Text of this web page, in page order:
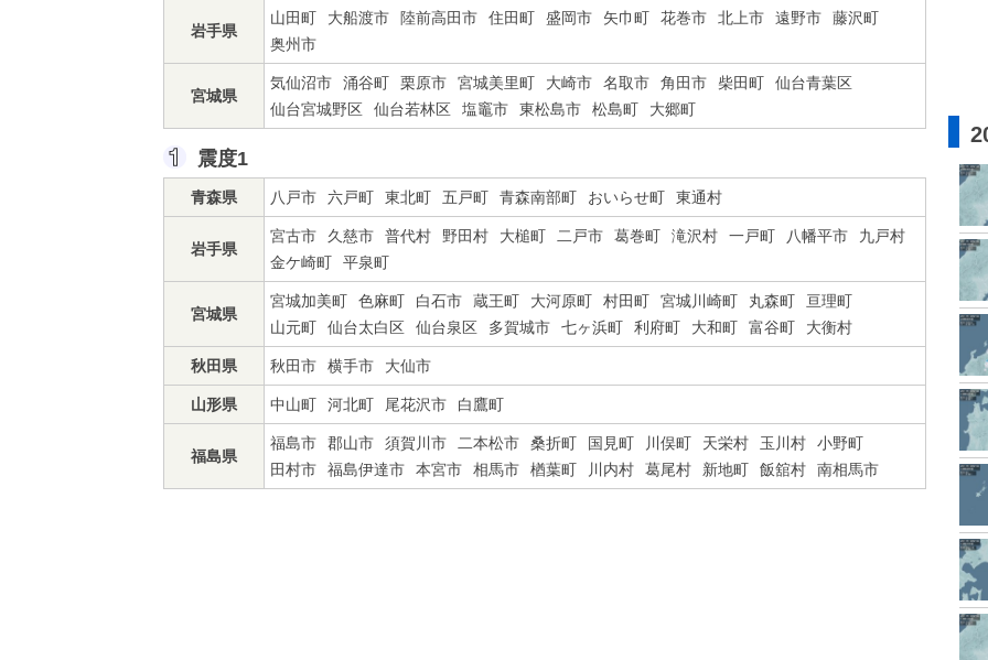
岩手県
山田町 大船渡市 陸前高田市 住田町 盛岡市 矢巾町 花巻市 北上市 遠野市
藤沢町
奥州市
宮城県
気仙沼市 涌谷町 栗原市 宮城美里町 大崎市 名取市 角田市 柴田町
仙台青葉区
仙台宮城野区
仙台若林区 塩竈市 東松島市 松島町 大郷町
震度1
青森県 八戸市 六戸町 東北町 五戸町 青森南部町 おいらせ町 東通村
岩手県
宮古市 久慈市 普代村 野田村 大槌町 二戸市 葛巻町 滝沢村 一戸町 八幡平市
九戸村
金ケ崎町
平泉町
宮城県
宮城加美町 色麻町 白石市 蔵王町 大河原町 村田町 宮城川崎町 丸森町
亘理町
山元町
仙台太白区 仙台泉区 多賀城市 七ヶ浜町 利府町 大和町 富谷町 大衡村
秋田県 秋田市 横手市 大仙市
山形県 中山町 河北町 尾花沢市 白鷹町
福島県
福島市 郡山市 須賀川市 二本松市 桑折町 国見町 川俣町 天栄村 玉川村
小野町
田村市
福島伊達市 本宮市 相馬市 楢葉町 川内村 葛尾村 新地町 飯舘村 南相馬市